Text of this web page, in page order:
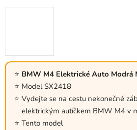
BMW M4 Elektrické Auto Modrá
Model SX2418
Vydejte se na cestu nekonečné
elektrickým autíčkem BMW M4 v
Tento model